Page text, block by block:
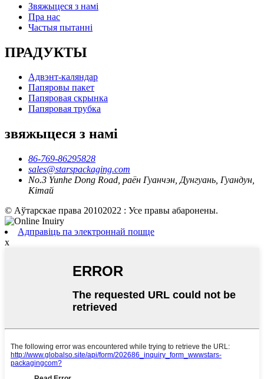
Звяжыцеся з намі
Пра нас
Частыя пытанні
ПРАДУКТЫ
Адвэнт-каляндар
Папяровы пакет
Папяровая скрынка
Папяровая трубка
звяжыцеся з намі
86-769-86295828
sales@starspackaging.com
No.3 Yunhe Dong Road, раён Гуанчэн, Дунгуань, Гуандун,
Кітай
© Аўтарскае права 20102022 : Усе правы абаронены.
Адправіць па электроннай пошце
x